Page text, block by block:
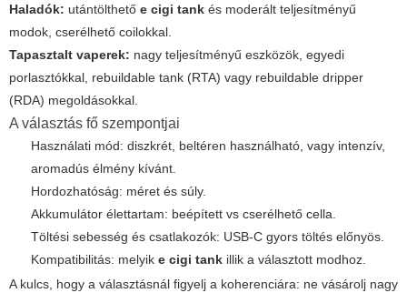
Haladók: utántölthető e cigi tank és moderált teljesítményű
modok, cserélhető coilokkal.
Tapasztalt vaperek: nagy teljesítményű eszközök, egyedi
porlasztókkal, rebuildable tank (RTA) vagy rebuildable dripper
(RDA) megoldásokkal.
A választás fő szempontjai
Használati mód: diszkrét, beltéren használható, vagy intenzív,
aromadús élmény kívánt.
Hordozhatóság: méret és súly.
Akkumulátor élettartam: beépített vs cserélhető cella.
Töltési sebesség és csatlakozók: USB-C gyors töltés előnyös.
Kompatibilitás: melyik e cigi tank illik a választott modhoz.
A kulcs, hogy a választásnál figyelj a koherenciára: ne vásárolj nagy